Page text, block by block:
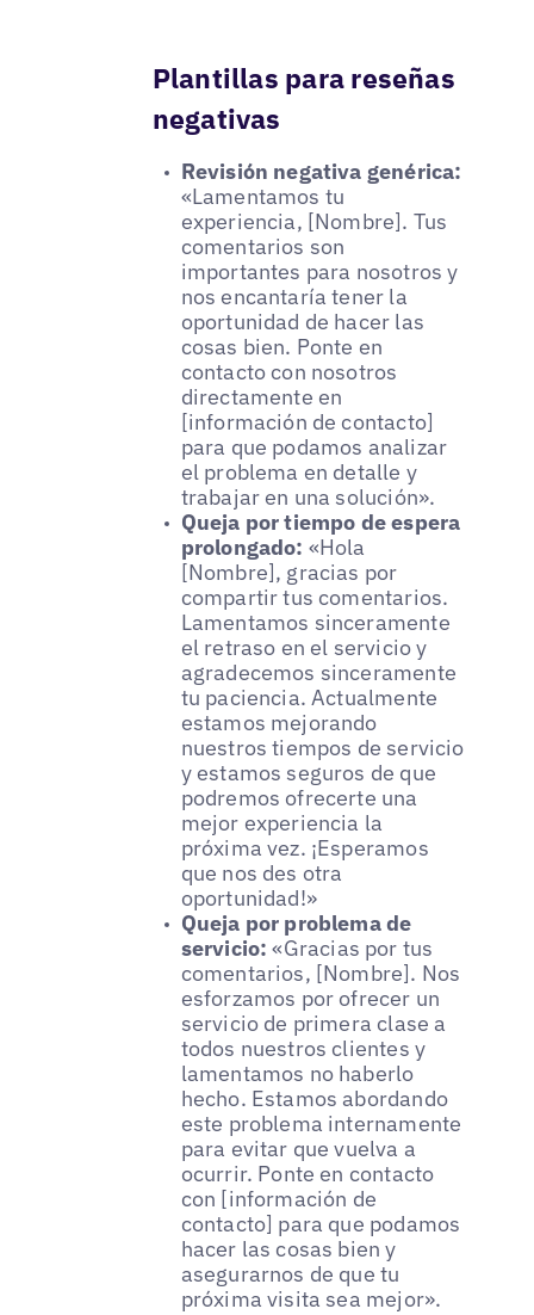
Plantillas para reseñas
negativas
Revisión negativa genérica:
«Lamentamos tu
experiencia, [Nombre]. Tus
comentarios son
importantes para nosotros y
nos encantaría tener la
oportunidad de hacer las
cosas bien. Ponte en
contacto con nosotros
directamente en
[información de contacto]
para que podamos analizar
el problema en detalle y
trabajar en una solución».
Queja por tiempo de espera
prolongado: «Hola
[Nombre], gracias por
compartir tus comentarios.
Lamentamos sinceramente
el retraso en el servicio y
agradecemos sinceramente
tu paciencia. Actualmente
estamos mejorando
nuestros tiempos de servicio
y estamos seguros de que
podremos ofrecerte una
mejor experiencia la
próxima vez. ¡Esperamos
que nos des otra
oportunidad!»
Queja por problema de
servicio:«Gracias por tus
comentarios, [Nombre]. Nos
esforzamos por ofrecer un
servicio de primera clase a
todos nuestros clientes y
lamentamos no haberlo
hecho. Estamos abordando
este problema internamente
para evitar que vuelva a
ocurrir. Ponte en contacto
con [información de
contacto] para que podamos
hacer las cosas bien y
asegurarnos de que tu
próxima visita sea mejor».